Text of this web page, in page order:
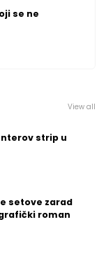
se ne
View all
strip u
setove zarad
roman